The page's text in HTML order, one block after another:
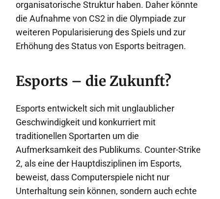
organisatorische Struktur haben. Daher könnte
die Aufnahme von CS2 in die Olympiade zur
weiteren Popularisierung des Spiels und zur
Erhöhung des Status von Esports beitragen.
Esports – die Zukunft?
Esports entwickelt sich mit unglaublicher
Geschwindigkeit und konkurriert mit
traditionellen Sportarten um die
Aufmerksamkeit des Publikums. Counter-Strike
2, als eine der Hauptdisziplinen im Esports,
beweist, dass Computerspiele nicht nur
Unterhaltung sein können, sondern auch echte